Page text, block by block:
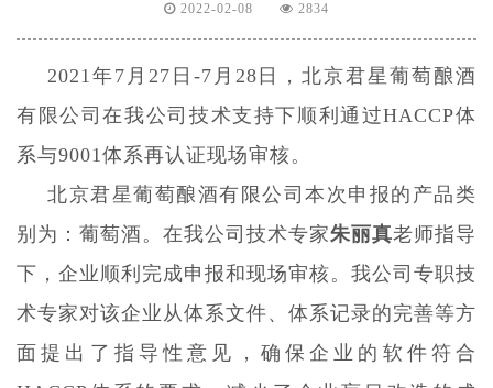
2022-02-08 2834
2021年7月27日-7月28日，北京君星葡萄酿酒
有限公司在我公司技术支持下顺利通过HACCP体
系与9001体系再认证现场审核。
北京君星葡萄酿酒有限公司本次申报的产品类
别为：葡萄酒。在我公司技术专家朱丽真老师指导
下，企业顺利完成申报和现场审核。我公司专职技
术专家对该企业从体系文件、体系记录的完善等方
面提出了指导性意见，确保企业的软件符合